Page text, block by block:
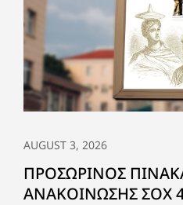
AUGUST 3, 2026
ΠΡΟΣΩΡΙΝΟΣ
ΑΝΑΚΟΙΝΩΣΗΣ ΣΟΧ